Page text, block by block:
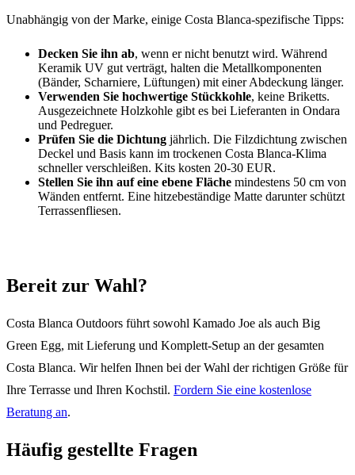
Unabhängig von der Marke, einige Costa Blanca-spezifische Tipps:
Decken Sie ihn ab, wenn er nicht benutzt wird. Während
Keramik UV gut verträgt, halten die Metallkomponenten
(Bänder, Scharniere, Lüftungen) mit einer Abdeckung länger.
Verwenden Sie hochwertige Stückkohle, keine Briketts.
Ausgezeichnete Holzkohle gibt es bei Lieferanten in Ondara
und Pedreguer.
Prüfen Sie die Dichtung jährlich. Die Filzdichtung zwischen
Deckel und Basis kann im trockenen Costa Blanca-Klima
schneller verschleißen. Kits kosten 20-30 EUR.
Stellen Sie ihn auf eine ebene Fläche mindestens 50 cm von
Wänden entfernt. Eine hitzebeständige Matte darunter schützt
Terrassenfliesen.
Bereit zur Wahl?
Costa Blanca Outdoors führt sowohl Kamado Joe als auch Big
Green Egg, mit Lieferung und Komplett-Setup an der gesamten
Costa Blanca. Wir helfen Ihnen bei der Wahl der richtigen Größe für
Ihre Terrasse und Ihren Kochstil. Fordern Sie eine kostenlose
Beratung an.
Häufig gestellte Fragen